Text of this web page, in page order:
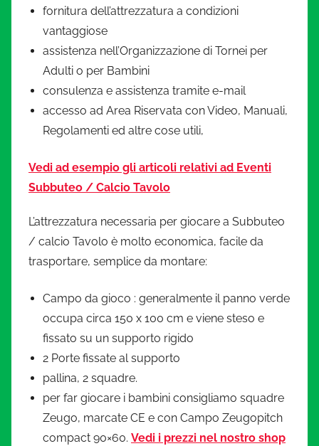
fornitura dell’attrezzatura a condizioni
vantaggiose
assistenza nell’Organizzazione di Tornei per
Adulti o per Bambini
consulenza e assistenza tramite e-mail
accesso ad Area Riservata con Video, Manuali,
Regolamenti ed altre cose utili,
Vedi ad esempio gli articoli relativi ad Eventi
Subbuteo / Calcio Tavolo
L’attrezzatura necessaria per giocare a Subbuteo
/ calcio Tavolo è molto economica, facile da
trasportare, semplice da montare:
Campo da gioco : generalmente il panno verde
occupa circa 150 x 100 cm e viene steso e
fissato su un supporto rigido
2 Porte fissate al supporto
pallina, 2 squadre.
per far giocare i bambini consigliamo squadre
Zeugo, marcate CE e con Campo Zeugopitch
compact 90×60. Vedi i prezzi nel nostro shop